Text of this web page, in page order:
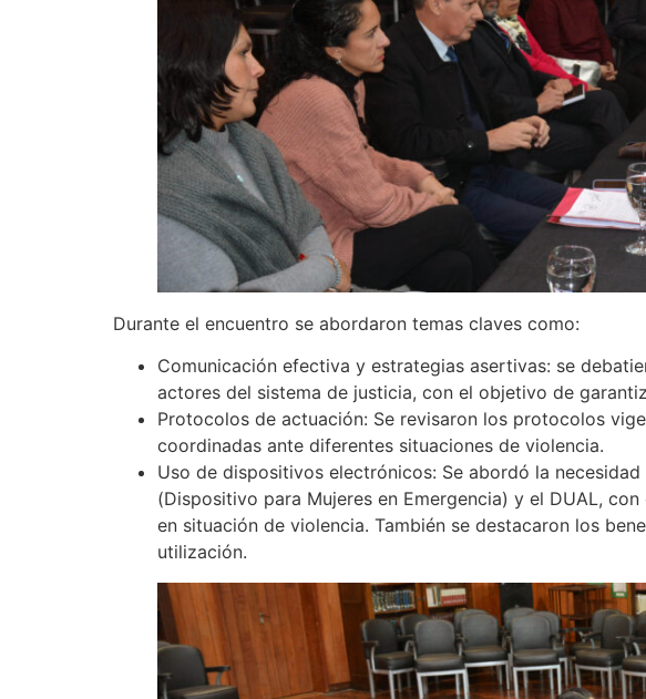
Durante el encuentro se abordaron temas claves como:
Comunicación efectiva y estrategias asertivas: se
actores del sistema de justicia, con el objetivo de
Protocolos de actuación: Se revisaron los protocolos
coordinadas ante diferentes situaciones de violencia.
Uso de dispositivos electrónicos: Se abordó la
(Dispositivo para Mujeres en Emergencia) y el DUAL,
en situación de violencia. También se destacaron los
utilización.